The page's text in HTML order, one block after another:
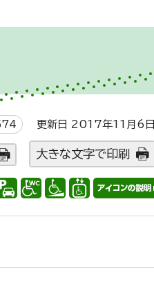
更新日 2017年11月6日
大きな文字で印刷